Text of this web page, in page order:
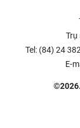
Trụ
Tel: (84) 24
E-